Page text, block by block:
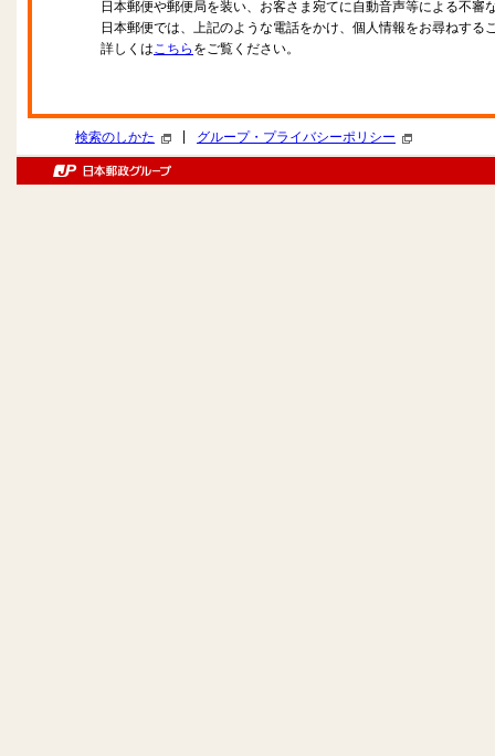
日本郵便や郵便局を装い、お客さま宛てに自動音声等による不審
日本郵便では、上記のような電話をかけ、個人情報をお尋ねする
詳しくはこちら をご覧ください。
検索のしかた グループ・プライバシーポリシー